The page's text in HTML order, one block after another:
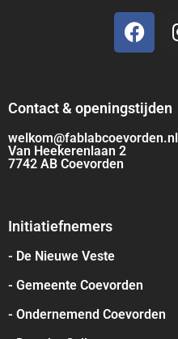
Contact & openingstijden
welkom@fablabcoevorden.nl
Van Heekerenlaan 2
7742 AB Coevorden
Initiatiefnemers
- De Nieuwe Veste
- Gemeente Coevorden
- Ondernemend Coevorden